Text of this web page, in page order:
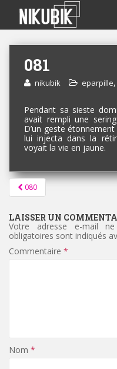
081
nikubik eparpille,
Pendant sa sieste
avait rempli une
D’un geste
lui injecta dans la
voyait la vie en jaune.
Pagination
d'article
080
LAISSER UN
Votre adresse e-mail
obligatoires sont indiqués
Commentaire *
Nom *